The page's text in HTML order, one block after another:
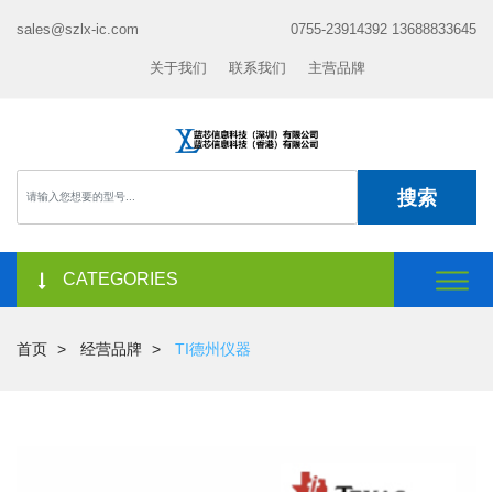
sales@szlx-ic.com 0755-23914392 13688833645
关于我们 联系我们 主营品牌
搜索
CATEGORIES
首页 经营品牌 TI德州仪器